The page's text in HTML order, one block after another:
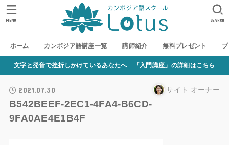
ホーム カンボジア語講座一覧 講師紹介 無料プレゼント
SEARCH
MENU
文字と発音で挫折しかけているあなたへ 「入門講座」の詳細はこちら
2021.07.30 サイト オーナー
B542BEEF-2EC1-4FA4-B6CD-
9FA0AE4E1B4F